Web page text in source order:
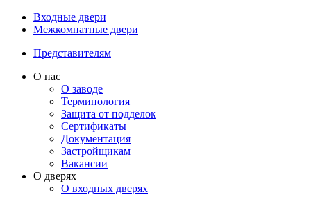
Входные двери
Межкомнатные двери
Представителям
О нас
О заводе
Терминология
Защита от подделок
Сертификаты
Документация
Застройщикам
Вакансии
О дверях
О входных дверях